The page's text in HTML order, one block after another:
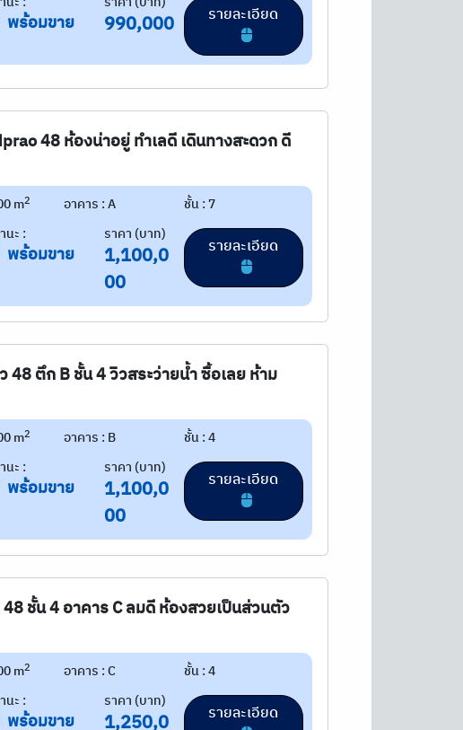
พร้อมขาย 990,000
48 ห้องน่าอยู่ ทำเลดี เดินทางสะดวก ดี
m2 อาคาร : A
ชั้น : 7
นะ :
พร้อมขาย
ราคา (บาท)
1,100,0
00
ตึก B ชั้น 4 วิวสระว่ายน้ำ ซื้อเลย ห้าม
m2 อาคาร : B
ชั้น : 4
นะ :
พร้อมขาย
ราคา (บาท)
1,100,0
00
ชั้น 4 อาคาร C ลมดี ห้องสวยเป็นส่วนตัว
m2 อาคาร : C
ชั้น : 4
นะ :
พร้อมขาย
ราคา (บาท)
1,250,0